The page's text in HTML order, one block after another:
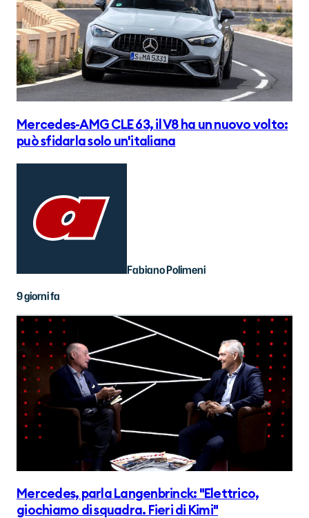
Mercedes-AMG CLE 63, il V8 ha un nuovo volto:
può sfidarla solo un'italiana
Fabiano Polimeni
9 giorni fa
Mercedes, parla Langenbrinck: "Elettrico,
giochiamo di squadra. Fieri di Kimi"